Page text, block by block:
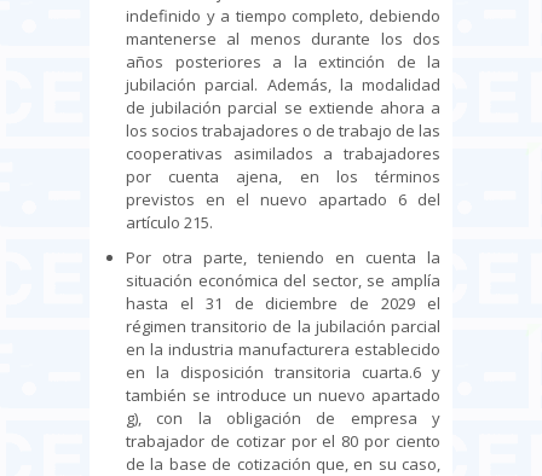
indefinido y a tiempo completo, debiendo
mantenerse al menos durante los dos
años posteriores a la extinción de la
jubilación parcial. Además, la modalidad
de jubilación parcial se extiende ahora a
los socios trabajadores o de trabajo de las
cooperativas asimilados a trabajadores
por cuenta ajena, en los términos
previstos en el nuevo apartado 6 del
artículo 215.
Por otra parte, teniendo en cuenta la
situación económica del sector, se amplía
hasta el 31 de diciembre de 2029 el
régimen transitorio de la jubilación parcial
en la industria manufacturera establecido
en la disposición transitoria cuarta.6 y
también se introduce un nuevo apartado
g), con la obligación de empresa y
trabajador de cotizar por el 80 por ciento
de la base de cotización que, en su caso,